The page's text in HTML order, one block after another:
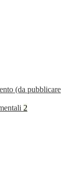
(da pubblicare
2